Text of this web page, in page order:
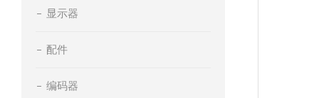
显示器
配件
编码器